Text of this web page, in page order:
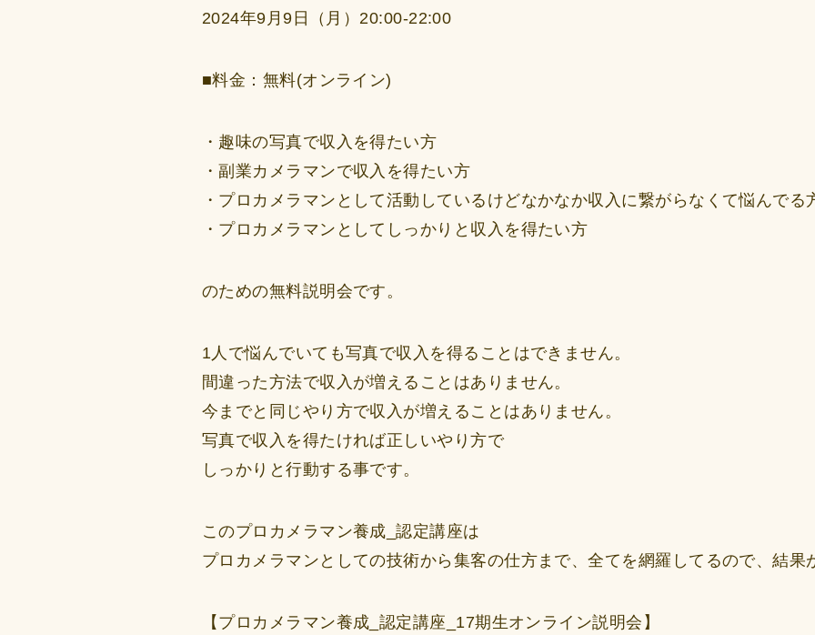
2024年9月9日（月）20:00-22:00
■料金：無料(オンライン)
・趣味の写真で収入を得たい方
・副業カメラマンで収入を得たい方
・プロカメラマンとして活動しているけどなかなか収入に繋がらなくて悩んでる
・プロカメラマンとしてしっかりと収入を得たい方
のための無料説明会です。
1人で悩んでいても写真で収入を得ることはできません。
間違った方法で収入が増えることはありません。
今までと同じやり方で収入が増えることはありません。
写真で収入を得たければ正しいやり方で
しっかりと行動する事です。
このプロカメラマン養成_認定講座は
プロカメラマンとしての技術から集客の仕方まで、全てを網羅してるので、結果
【プロカメラマン養成_認定講座_17期生オンライン説明会】